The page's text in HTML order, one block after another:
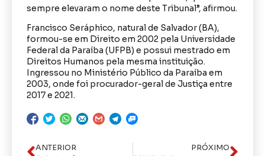
sempre elevaram o nome deste Tribunal”, afirmou.
Francisco Seráphico, natural de Salvador (BA),
formou-se em Direito em 2002 pela Universidade
Federal da Paraíba (UFPB) e possui mestrado em
Direitos Humanos pela mesma instituição.
Ingressou no Ministério Público da Paraíba em
2003, onde foi procurador-geral de Justiça entre
2017 e 2021.
ANTERIOR PRÓXIMO